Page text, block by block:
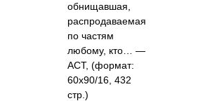
обнищавшая,
распродаваемая
по частям
любому, кто… —
АСТ, (формат:
60x90/16, 432
стр.)